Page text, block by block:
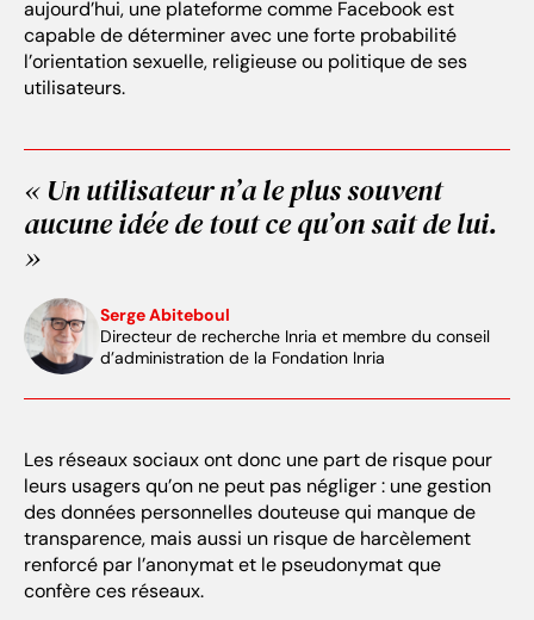
aujourd’hui, une plateforme comme Facebook est
capable de déterminer avec une forte probabilité
l’orientation sexuelle, religieuse ou politique de ses
utilisateurs.
« Un utilisateur n’a le plus souvent
aucune idée de tout ce qu’on sait de lui.
»
Serge Abiteboul
Directeur de recherche Inria et membre du conseil
d’administration de la Fondation Inria
Les réseaux sociaux ont donc une part de risque pour
leurs usagers qu’on ne peut pas négliger : une gestion
des données personnelles douteuse qui manque de
transparence, mais aussi un risque de harcèlement
renforcé par l’anonymat et le pseudonymat que
confère ces réseaux.